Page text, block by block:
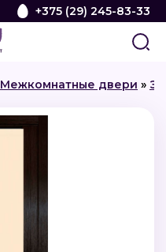
+375 (29) 245-83-33
Межкомнатные двери »